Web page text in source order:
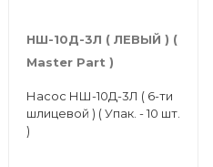
НШ-10Д-3Л ( ЛЕВЫЙ ) (
Master Part )
Насос НШ-10Д-3Л ( 6-ти
шлицевой ) ( Упак. - 10 шт.
)